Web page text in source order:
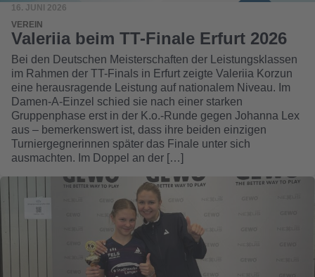
16. JUNI 2026
VEREIN
Valeriia beim TT-Finale Erfurt 2026
Bei den Deutschen Meisterschaften der Leistungsklassen
im Rahmen der TT-Finals in Erfurt zeigte Valeriia Korzun
eine herausragende Leistung auf nationalem Niveau. Im
Damen-A-Einzel schied sie nach einer starken
Gruppenphase erst in der K.o.-Runde gegen Johanna Lex
aus – bemerkenswert ist, dass ihre beiden einzigen
Turniergegnerinnen später das Finale unter sich
ausmachten. Im Doppel an der […]